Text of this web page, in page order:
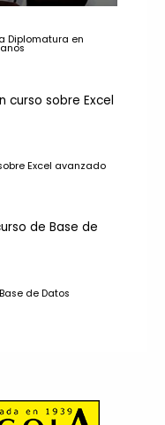
Diplomatura en
Excel avanzado
de Datos